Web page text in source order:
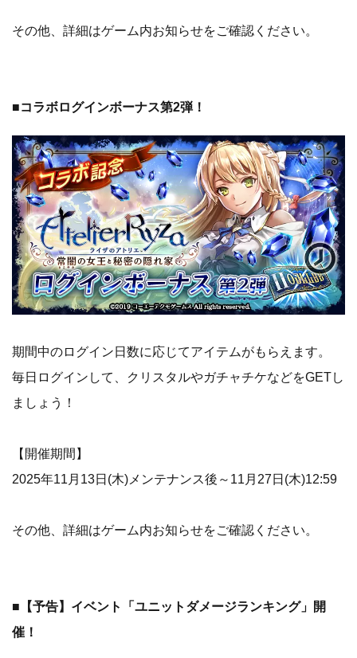
その他、詳細はゲーム内お知らせをご確認ください。
■コラボログインボーナス第2弾！
期間中のログイン日数に応じてアイテムがもらえます。
毎日ログインして、クリスタルやガチャチケなどをGETし
ましょう！
【開催期間】
2025年11月13日(木)メンテナンス後～11月27日(木)12:59
その他、詳細はゲーム内お知らせをご確認ください。
■【予告】イベント「ユニットダメージランキング」開
催！